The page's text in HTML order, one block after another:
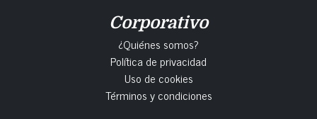
Corporativo
¿Quiénes somos?
Política de privacidad
Uso de cookies
Términos y condiciones